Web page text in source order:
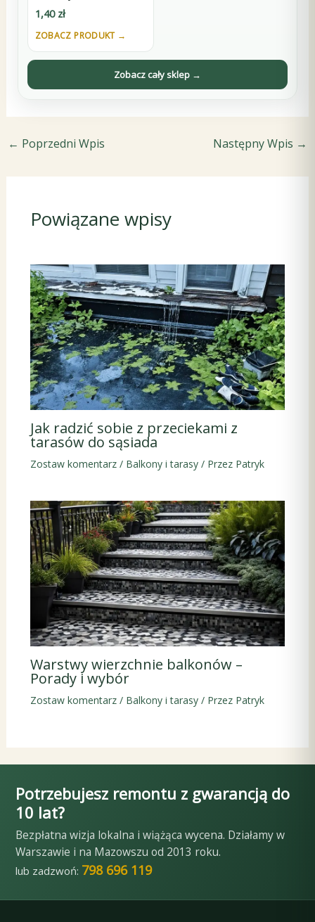
1,40 zł
ZOBACZ PRODUKT →
Zobacz cały sklep →
← Poprzedni Wpis Następny Wpis →
Powiązane wpisy
Jak radzić sobie z przeciekami z
tarasów do sąsiada
Zostaw komentarz / Balkony i tarasy/ Przez Patryk
Warstwy wierzchnie balkonów –
Porady i wybór
Zostaw komentarz / Balkony i tarasy/ Przez Patryk
Potrzebujesz remontu z gwarancją do
10 lat?
Bezpłatna wizja lokalna i wiążąca wycena. Działamy w
Warszawie i na Mazowszu od 2013 roku.
lub zadzwoń: 798 696 119